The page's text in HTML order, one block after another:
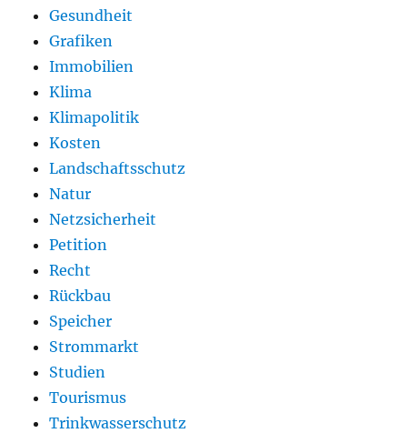
Gesundheit
Grafiken
Immobilien
Klima
Klimapolitik
Kosten
Landschaftsschutz
Natur
Netzsicherheit
Petition
Recht
Rückbau
Speicher
Strommarkt
Studien
Tourismus
Trinkwasserschutz